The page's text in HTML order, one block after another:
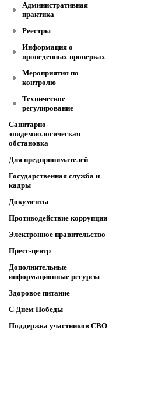
Административная
практика
Реестры
Информация о
проведенных проверках
Мероприятия по
контролю
Техническое
регулирование
Санитарно-
эпидемиологическая
обстановка
Для предпринимателей
Государственная служба и
кадры
Документы
Противодействие коррупции
Электронное правительство
Пресс-центр
Дополнительные
информационные ресурсы
Здоровое питание
C Днем Победы
Поддержка участников СВО